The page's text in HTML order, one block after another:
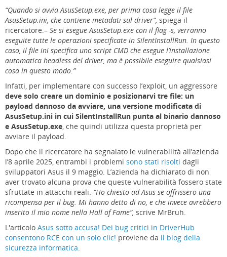
“Quando si avvia AsusSetup.exe, per prima cosa legge il file
AsusSetup.ini, che contiene metadati sul driver”, spiega il
ricercatore.– Se si esegue AsusSetup.exe con il flag -s, verranno
eseguite tutte le operazioni specificate in SilentInstallRun. In questo
caso, il file ini specifica uno script CMD che esegue l’installazione
automatica headless del driver, ma è possibile eseguire qualsiasi
cosa in questo modo.”
Infatti, per implementare con successo l’exploit, un aggressore
deve solo creare un dominio e posizionarvi tre file: un
payload dannoso da avviare, una versione modificata di
AsusSetup.ini in cui SilentInstallRun punta al binario dannoso
e AsusSetup.exe, che quindi utilizza questa proprietà per
avviare il payload.
Dopo che il ricercatore ha segnalato le vulnerabilità all’azienda
l’8 aprile 2025, entrambi i problemi sono stati risolti dagli
sviluppatori Asus il 9 maggio. L’azienda ha dichiarato di non
aver trovato alcuna prova che queste vulnerabilità fossero state
sfruttate in attacchi reali. “Ho chiesto ad Asus se offrissero una
ricompensa per il bug. Mi hanno detto di no, e che invece avrebbero
inserito il mio nome nella Hall of Fame”, scrive MrBruh.
L'articolo Asus sotto accusa! Dei bug critici in DriverHub
consentono RCE con un solo clic! proviene da il blog della
sicurezza informatica.